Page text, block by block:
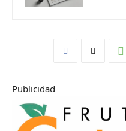
Publicidad